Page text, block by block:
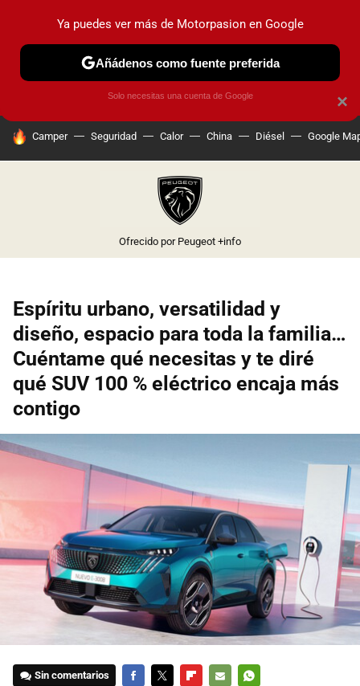
PRUEBAS COCHES ELÉCTRICOS OBSERVATORIO
HOY SE HABLA DE
Camper Seguridad Calor China Diésel Google
Ofrecido por Peugeot +info
Espíritu urbano, versatilidad y
diseño, espacio para toda la familia…
Cuéntame qué necesitas y te diré
qué SUV 100 % eléctrico encaja más
contigo
Sin comentarios
×
Ya puedes ver más de Motorpasion en Google
Añádenos como fuente preferida
Solo necesitas una cuenta de Google